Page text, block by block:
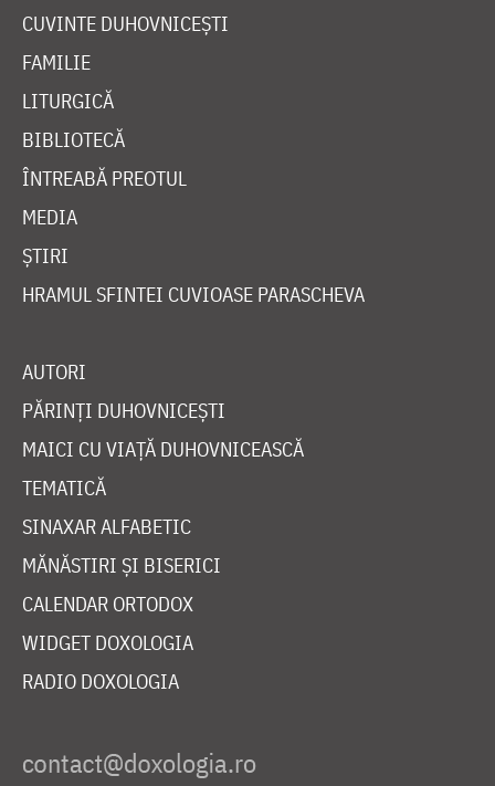
CUVINTE DUHOVNICEȘTI
FAMILIE
LITURGICĂ
BIBLIOTECĂ
ÎNTREABĂ PREOTUL
MEDIA
ȘTIRI
HRAMUL SFINTEI CUVIOASE PARASCHEVA
AUTORI
PĂRINȚI DUHOVNICEȘTI
MAICI CU VIAȚĂ DUHOVNICEASCĂ
TEMATICĂ
SINAXAR ALFABETIC
MĂNĂSTIRI ȘI BISERICI
CALENDAR ORTODOX
WIDGET DOXOLOGIA
RADIO DOXOLOGIA